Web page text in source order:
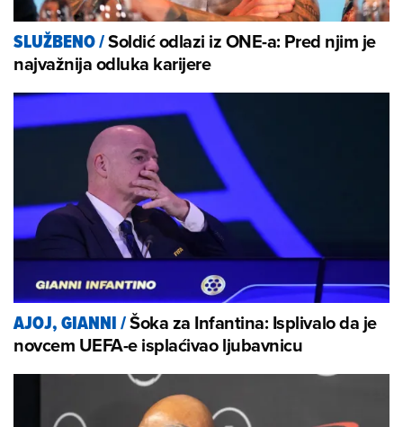
SLUŽBENO/Soldić odlazi iz ONE-a: Pred njim je
najvažnija odluka karijere
AJOJ, GIANNI/Šoka za Infantina: Isplivalo da je
novcem UEFA-e isplaćivao ljubavnicu